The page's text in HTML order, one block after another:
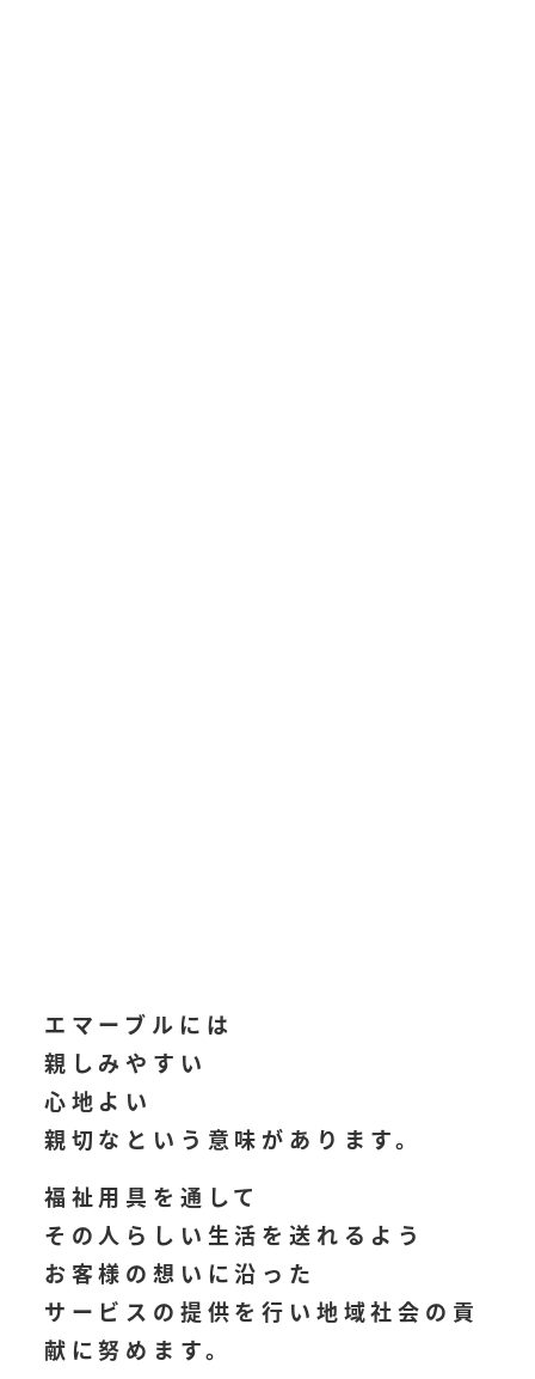
エマーブルには
親しみやすい
心地よい
親切なという意味があります。
福祉用具を通して
その人らしい生活を送れるよう
お客様の想いに沿った
サービスの提供を行い地域社会の貢
献に努めます。